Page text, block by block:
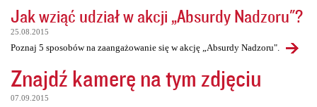
Jak wziąć udział w akcji „Absurdy Nadzoru"?
25.08.2015
Poznaj 5 sposobów na zaangażowanie się w akcję „Absurdy Nadzoru".
Znajdź kamerę na tym zdjęciu
07.09.2015